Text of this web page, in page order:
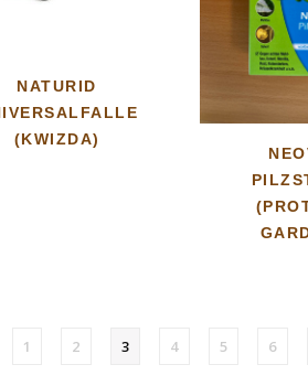
NATURID
(KWIZDA)
1 2 3 4 5 6